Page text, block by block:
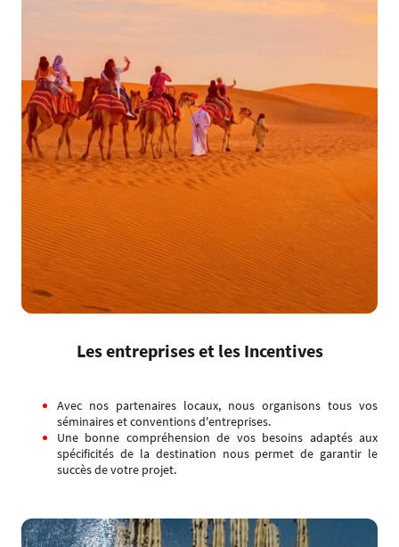
Les entreprises et les Incentives
Avec nos partenaires locaux, nous organisons tous vos
séminaires et conventions d'entreprises.
Une bonne compréhension de vos besoins adaptés aux
spécificités de la destination nous permet de garantir le
succès de votre projet.